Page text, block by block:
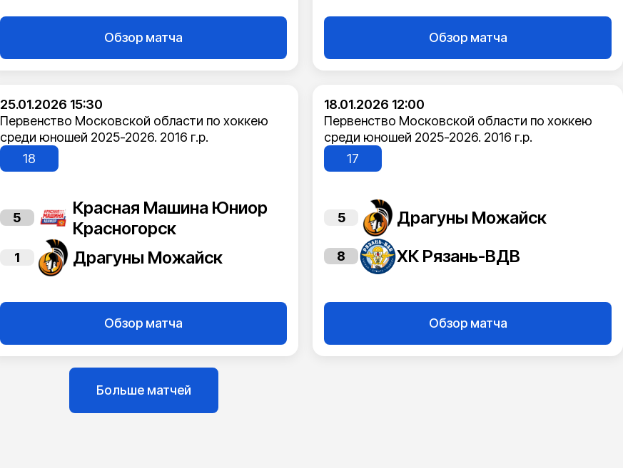
Обзор матча Обзор матча
25.01.2026 15:30
Первенство Московской области по хоккею
среди юношей 2025-2026. 2016 г.р.
18
5
Красная Машина Юниор
Красногорск
1 Драгуны Можайск
Обзор матча
18.01.2026 12:00
Первенство Московской области по хоккею
среди юношей 2025-2026. 2016 г.р.
17
5 Драгуны Можайск
8 ХК Рязань-ВДВ
Обзор матча
Больше матчей